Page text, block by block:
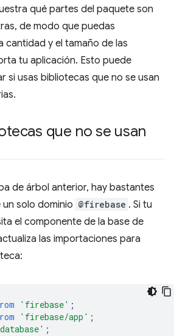
qué partes del paquete son
de modo que puedas
cantidad y el tamaño de las
tu aplicación. Esto puede
si usas bibliotecas que no se usan
que no se usan
de árbol anterior, hay bastantes
solo dominio @firebase . Si tu
el componente de la base de
las importaciones para
'firebase' ;
'firebase/app' ;
;